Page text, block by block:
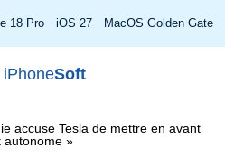
18 Pro iOS 27 MacOS Golden Gate
iPhoneSoft
accuse Tesla de mettre en avant
autonome »